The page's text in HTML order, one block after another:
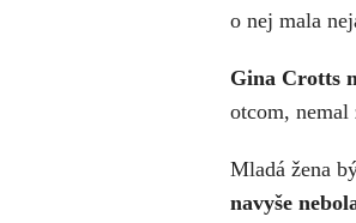
o nej mala
Gina Crotts
otcom,
Mladá žena
navyše